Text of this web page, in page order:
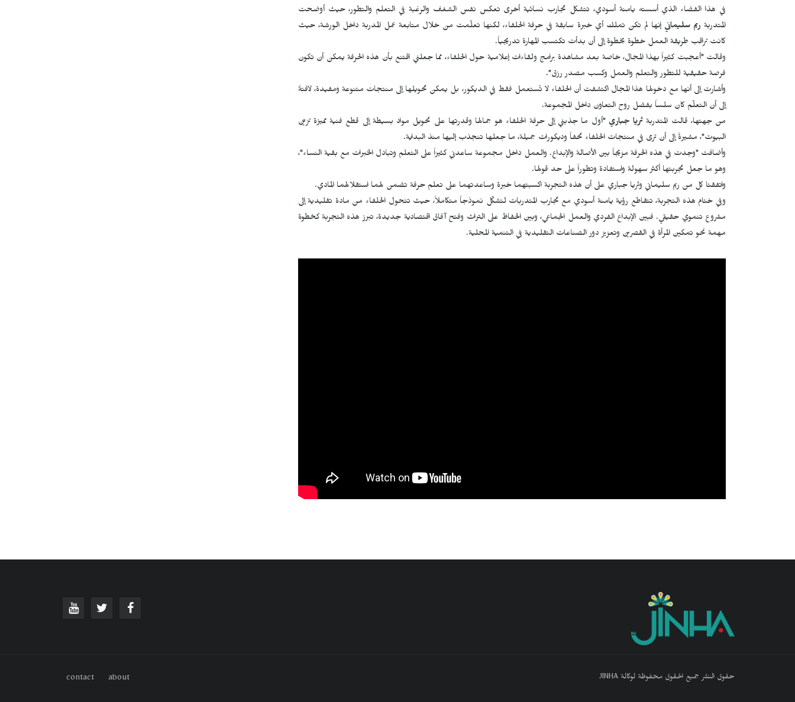
في هذا الفضاء الذي أسسته يامنة أسودي، تتشكل تجارب نسائية أخرى تعكس نفس الشغف والرغبة في التعلم والتطور، حيث أوضحت
المتدربة ريم سليماني إنها لم تكن تملك أي خبرة سابقة في حرفة الحلفاء، لكنها تعلّمت من خلال متابعة عمل المدربة داخل الورشة، حيث
كانت تراقب طريقة العمل خطوة بخطوة إلى أن بدأت تكتسب المهارة تدريجياً.
وقالت "أعجبت كثيراً بهذا المجال، خاصة بعد مشاهدة برامج ولقاءات إعلامية حول الحلفاء، مما جعلني اقتنع بأن هذه الحرفة يمكن أن تكون
فرصة حقيقية للتطور والتعلم والعمل وكسب مصدر رزق".
وأشارت إلى أنها مع دخولها هذا المجال اكتشفت أن الحلفاء لا تُستعمل فقط في الديكور، بل يمكن تحويلها إلى منتجات متنوعة ومفيدة، لافتةً
إلى أن التعلّم كان سلساً بفضل روح التعاون داخل المجموعة.
من جهتها، قالت المتدربة ثريا جباري "أول ما جذبني إلى حرفة الحلفاء هو جمالها وقدرتها على تحويل مواد بسيطة إلى قطع فنية مميزة تزيّن
البيوت"، مشيرةً إلى أن ترى في منتجات الحلفاء تحفاً وديكورات جميلة، ما جعلها تنجذب إليها منذ البداية.
وأضافت "وجدت في هذه الحرفة مزيجاً بين الأصالة والإبداع. والعمل داخل مجموعة ساعدني كثيراً على التعلم وتبادل الخبرات مع بقية النساء"،
وهو ما جعل تجربتها أكثر سهولة واستفادة وتطوراً على حد قولها.
واتفقتا كل من ريم سليماني وثريا جباري على أن هذه التجربة اكسبتهما خبرة وساعدتهما على تعلم حرفة تضمن لهما استقلالهما المادي.
وفي ختام هذه التجربة، تتقاطع رؤية يامنة أسودي مع تجارب المتدربات لتشكّل نموذجاً متكاملاً، حيث تتحول الحلفاء من مادة تقليدية إلى
مشروع تنموي حقيقي. فبين الإبداع الفردي والعمل الجماعي، وبين الحفاظ على التراث وفتح آفاق اقتصادية جديدة، تبرز هذه التجربة كخطوة
مهمة نحو تمكين المرأة في القصرين وتعزيز دور الصناعات التقليدية في التنمية المحلية.
حقوق النشر جميع الحقوق محفوظة لوكالة JINHA about
contact